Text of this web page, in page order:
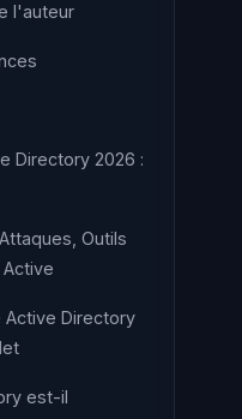
l'auteur
Directory 2026 :
Outils
Active Directory
est-il